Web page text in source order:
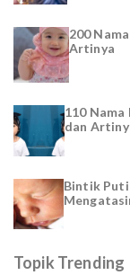
200
Artinya
110
dan
Bintik
Topik Trending